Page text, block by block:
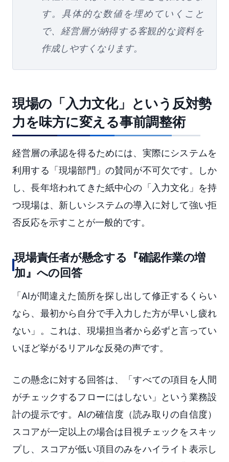
す。具体的な数値を埋めていくこと
で、経営層が納得する客観的な資料を
作成しやすくなります。
現場の「入力文化」という反対勢
力を味方に変える事前調整術
経営層の承認を得るためには、実際にシステムを
利用する「現場部門」の賛同が不可欠です。しか
し、長年培われてきた紙中心の「入力文化」を持
つ現場は、新しいシステムの導入に対して強い拒
否反応を示すことが一般的です。
現場責任者が懸念する『確認作業の増
加』への回答
「AIが間違えた箇所を探し出して修正するくらい
なら、最初から自分で手入力した方が早いし疲れ
ない」。これは、現場担当者から必ずと言ってい
いほど挙がるリアルな反発の声です。
この懸念に対する回答は、「すべての項目を人間
がチェックするフローにはしない」という業務設
計の提示です。AIの確信度（読み取りの自信度）
スコアが一定以上の場合は目視チェックをスキッ
プし、スコアが低い項目のみをハイライト表示し